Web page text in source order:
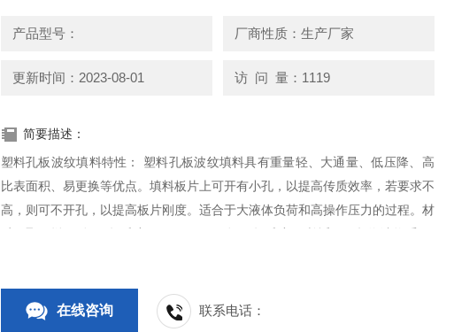
产品型号： 厂商性质：生产厂家
更新时间：2023-08-01 访 问 量：1119
简要描述：
塑料孔板波纹填料特性： 塑料孔板波纹填料具有重量轻、大通量、低压降、高
比表面积、易更换等优点。填料板片上可开有小孔，以提高传质效率，若要求不
高，则可不开孔，以提高板片刚度。适合于大液体负荷和高操作压力的过程。材
质用聚丙烯可耐100摄氏度 ，用PVDF可耐150摄氏度 ，并适于易起泡沫物系。
在线咨询 联系电话：